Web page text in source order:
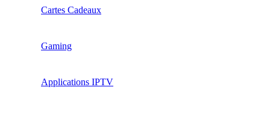
Cartes Cadeaux
Gaming
Applications IPTV